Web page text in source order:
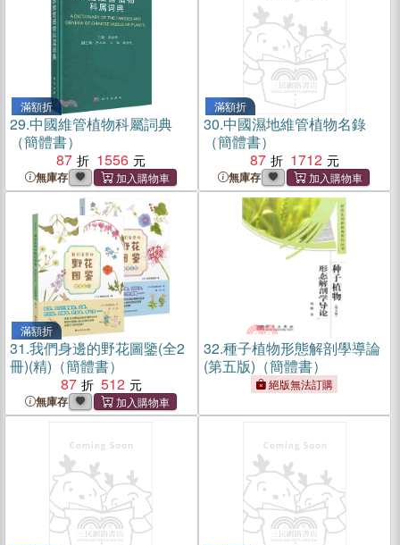
滿額折
29.中國維管植物科屬詞典
（簡體書）
87
1556
無庫存
滿額折
30.中國濕地維管植物名錄
（簡體書）
87
1712
無庫存
滿額折
31.我們身邊的野花圖鑒(全2
冊)(精)（簡體書）
87
512
無庫存
32.種子植物形態解剖學導論
(第五版)（簡體書）
絕版無法訂購